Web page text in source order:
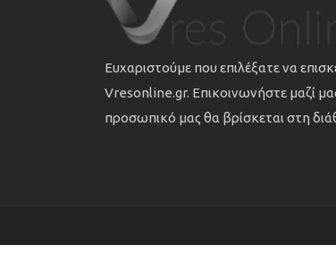
Ευχαριστούμε που επιλέξατε να
Vresonline.gr. Επικοινωνήστε μαζί
προσωπικό μας θα βρίσκεται στη